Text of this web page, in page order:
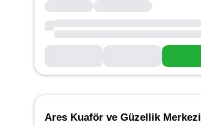
Ares Kuaför ve Güzellik Merkezi